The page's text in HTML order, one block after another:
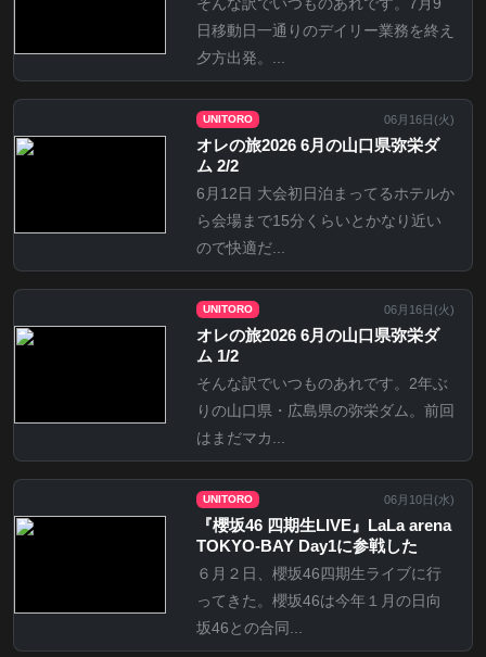
日移動日一通りのデイリー業務を終え
夕方出発。...
UNITORO 06月16日(火)
オレの旅2026 6月の山口県弥栄ダ
ム 2/2
6月12日 大会初日泊まってるホテルか
ら会場まで15分くらいとかなり近い
ので快適だ...
UNITORO 06月16日(火)
オレの旅2026 6月の山口県弥栄ダ
ム 1/2
そんな訳でいつものあれです。2年ぶ
りの山口県・広島県の弥栄ダム。前回
はまだマカ...
UNITORO 06月10日(水)
『櫻坂46 四期生LIVE』LaLa arena
TOKYO-BAY Day1に参戦した
６月２日、櫻坂46四期生ライブに行
ってきた。櫻坂46は今年１月の日向
坂46との合同...